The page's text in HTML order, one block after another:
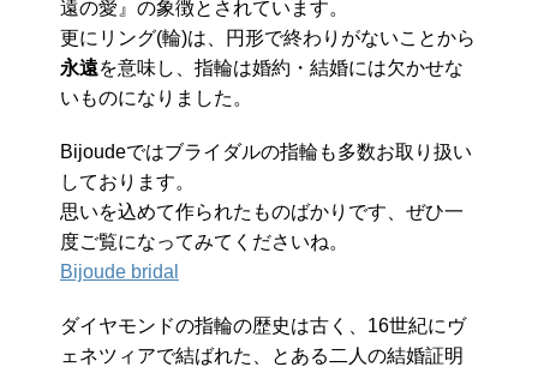
遠の愛』の象徴とされています。
更にリング(輪)は、円形で終わりがないことから
永遠を意味し、指輪は婚約・結婚には欠かせな
いものになりました。
Bijoudeではブライダルの指輪も多数お取り扱い
しております。
思いを込めて作られたものばかりです、ぜひ一
度ご覧になってみてくださいね。
Bijoude bridal
ダイヤモンドの指輪の歴史は古く、16世紀にヴ
ェネツィアで結ばれた、とある二人の結婚証明